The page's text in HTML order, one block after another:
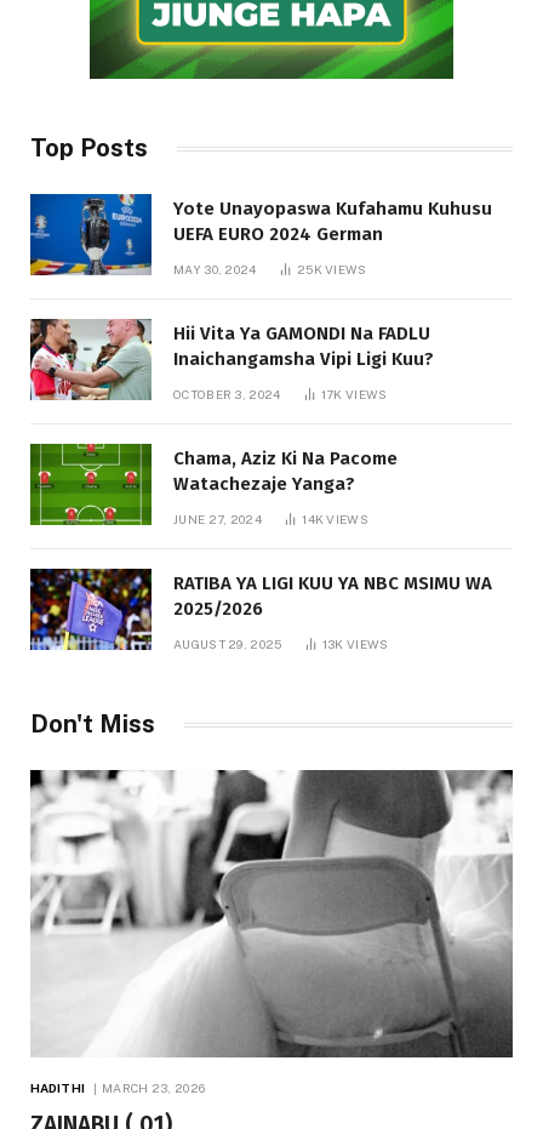
Top Posts
Yote Unayopaswa Kufahamu Kuhusu
UEFA EURO 2024 German
MAY 30, 2024 25KVIEWS
Hii Vita Ya GAMONDI Na FADLU
Inaichangamsha Vipi Ligi Kuu?
OCTOBER 3, 2024 17KVIEWS
Chama, Aziz Ki Na Pacome
Watachezaje Yanga?
JUNE 27, 2024 14KVIEWS
RATIBA YA LIGI KUU YA NBC MSIMU WA
2025/2026
AUGUST 29, 2025 13KVIEWS
Don't Miss
HADITHI MARCH 23, 2026